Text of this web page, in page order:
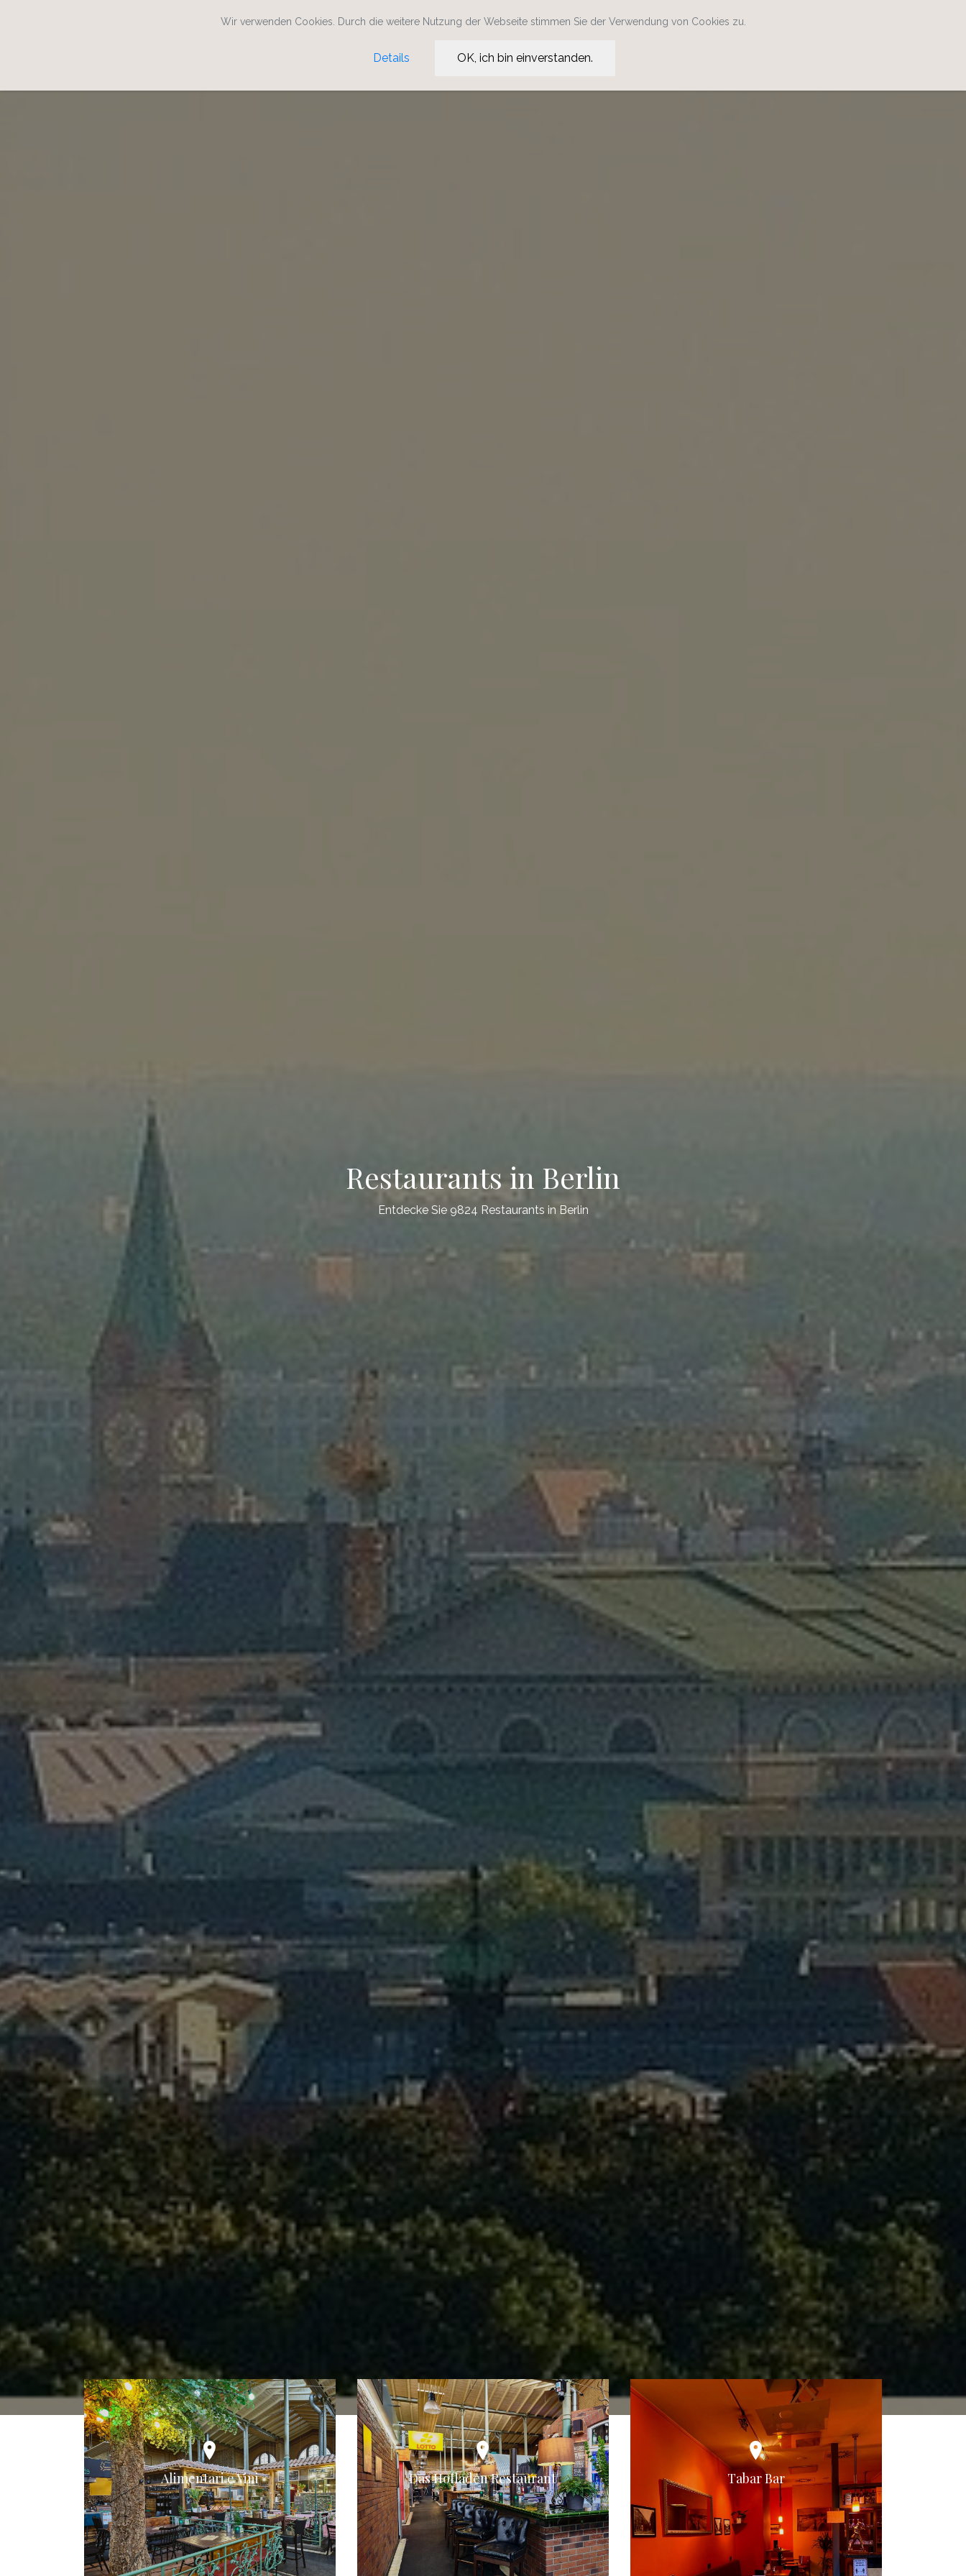
Wir verwenden Cookies. Durch die weitere Nutzung der Webseite stimmen Sie der Verwendung von Cookies zu.
Details OK, ich bin einverstanden.
SPEISEKARTENWEB
Restaurants in Berlin
Entdecke Sie 9824 Restaurants in Berlin
Alimentari e Vini Das Hofladen Restaurant Tabar Bar